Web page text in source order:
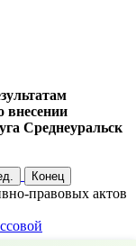
внесении
Среднеуральск
Конец
правовых актов